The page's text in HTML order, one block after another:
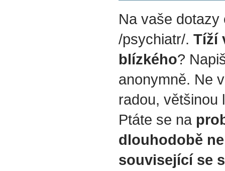
Na vaše dotazy
/psychiatr/. Tíží
blízkého?
anonymně. Ne
radou, většinou
Ptáte se na
dlouhodobě
související se